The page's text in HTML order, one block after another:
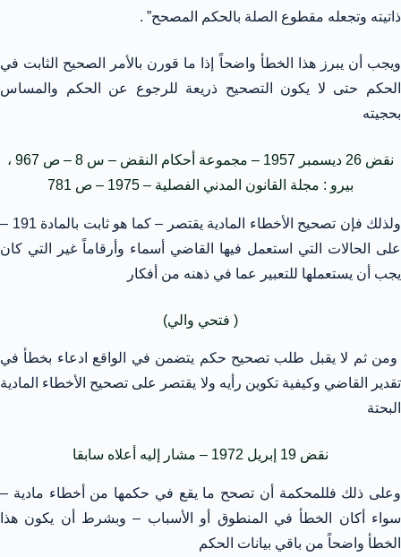
ذاتيته وتجعله مقطوع الصلة بالحكم المصحح” .
ويجب أن يبرز هذا الخطأ واضحاً إذا ما قورن بالأمر الصحيح الثابت في
الحكم حتى لا يكون التصحيح ذريعة للرجوع عن الحكم والمساس
بحجيته
نقض 26 ديسمبر 1957 – مجموعة أحكام النقض – س 8 – ص 967 ،
بيرو : مجلة القانون المدني الفصلية – 1975 – ص 781
ولذلك فإن تصحيح الأخطاء المادية يقتصر – كما هو ثابت بالمادة 191 –
على الحالات التي استعمل فيها القاضي أسماء وأرقاماً غير التي كان
يجب أن يستعملها للتعبير عما في ذهنه من أفكار
( فتحي والي)
ومن ثم لا يقبل طلب تصحيح حكم يتضمن في الواقع ادعاء بخطأ في
تقدير القاضي وكيفية تكوين رأيه ولا يقتصر على تصحيح الأخطاء المادية
البحتة
نقض 19 إبريل 1972 – مشار إليه أعلاه سابقا
وعلى ذلك فللمحكمة أن تصحح ما يقع في حكمها من أخطاء مادية –
سواء أكان الخطأ في المنطوق أو الأسباب – وبشرط أن يكون هذا
الخطأ واضحاً من باقي بيانات الحكم